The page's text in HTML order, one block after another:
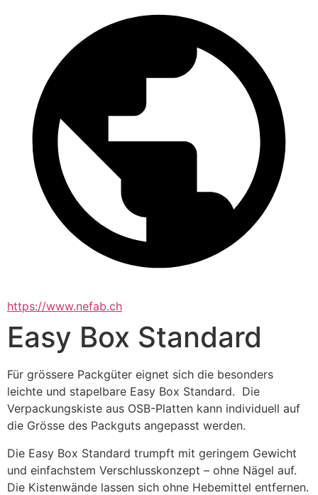
https://www.nefab.ch
Easy Box Standard
Für grössere Packgüter eignet sich die besonders
leichte und stapelbare Easy Box Standard.  Die
Verpackungskiste aus OSB-Platten kann individuell auf
die Grösse des Packguts angepasst werden.
Die Easy Box Standard trumpft mit geringem Gewicht
und einfachstem Verschlusskonzept – ohne Nägel auf.
Die Kistenwände lassen sich ohne Hebemittel entfernen.